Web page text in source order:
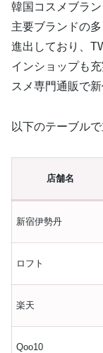
韓国コスメブラ
主要ブランドの
進出しており、
インショップも
スメ専門通販で
以下のテーブル
店舗名
新宿伊勢丹
ロフト
楽天
Qoo10